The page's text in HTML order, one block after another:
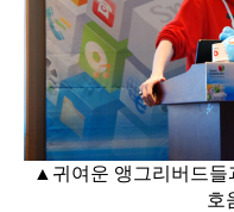
▲귀여운 앵그리버드들
호